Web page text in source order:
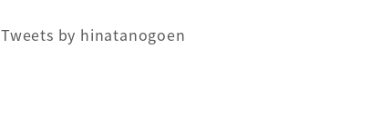
Tweets by hinatanogoen